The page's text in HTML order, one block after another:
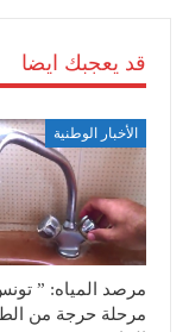
قد يعجبك ايضا
الأخبار الوطنية
مرصد المياه: ”
مرحلة حرجة من